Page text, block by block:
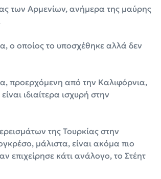
των Αρμενίων, ανήμερα της μαύρης
ο οποίος το υποσχέθηκε αλλά δεν
προερχόμενη από την Καλιφόρνια,
ιδιαίτερα ισχυρή στην
της Τουρκίας στην
μάλιστα, είναι ακόμα πιο
επιχείρησε κάτι ανάλογο, το Στέητ